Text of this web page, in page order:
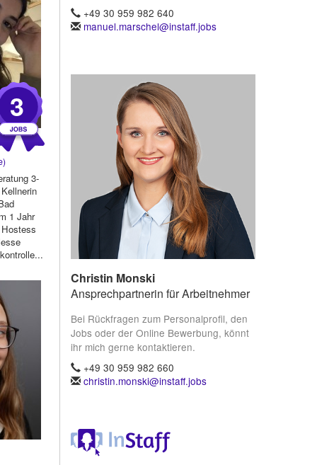
3
3-
1 Jahr
+49 30 959 982 640
manuel.marschel@instaff.jobs
Christin Monski
Ansprechpartnerin für Arbeitnehmer
Bei Rückfragen zum Personalprofil, den
Jobs oder der Online Bewerbung, könnt
ihr mich gerne kontaktieren.
+49 30 959 982 660
christin.monski@instaff.jobs